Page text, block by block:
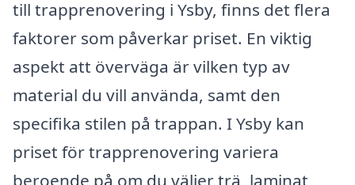
till trapprenovering i Ysby, finns det flera
faktorer som påverkar priset. En viktig
aspekt att överväga är vilken typ av
material du vill använda, samt den
specifika stilen på trappan. I Ysby kan
priset för trapprenovering variera
beroende på om du väljer trä, laminat